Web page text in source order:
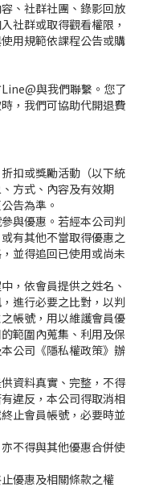
、社群社團、錄影回放
社群或取得觀看權限，
用規範依課程公告或購
Line@與我們聯繫。您了
，我們可協助代開退費
扣或獎勵活動（以下統
方式、內容及有效期
告為準。
與優惠。若經本公司判
有其他不當取得優惠之
並得追回已使用或尚未
，依會員提供之姓名、
進行必要之比對，以判
帳號，用以維護會員優
範圍內蒐集、利用及保
公司《隱私權政策》辦
資料真實、完整，不得
違反，本公司得取消相
止會員帳號，必要時並
不得與其他優惠合併使
優惠及相關條款之權